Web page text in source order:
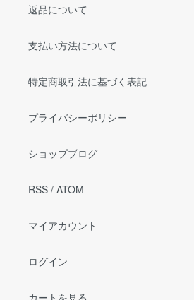
返品について
支払い方法について
特定商取引法に基づく表記
プライバシーポリシー
ショップブログ
RSS / ATOM
マイアカウント
ログイン